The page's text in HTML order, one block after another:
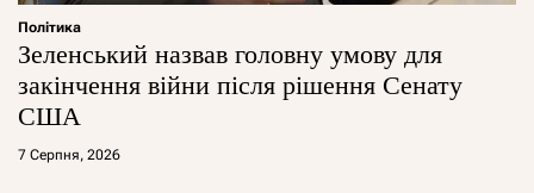
Політика
Зеленський назвав головну умову для
закінчення війни після рішення Сенату
США
7 Серпня, 2026